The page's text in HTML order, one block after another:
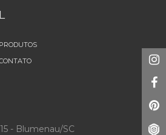
PRODUTOS
- Blumenau/SC